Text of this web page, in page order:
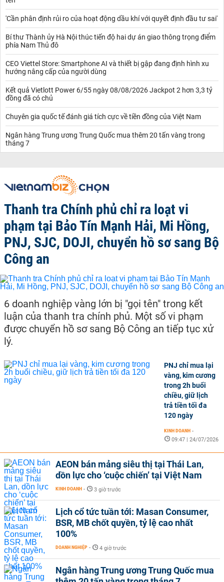
'Cần phân định rủi ro của hoạt động dầu khí với quyết định đầu tư sai'
Bí thư Thành ủy Hà Nội thúc tiến độ hai dự án giao thông trọng điểm
phía Nam Thủ đô
CEO Viettel Store: Smartphone AI và thiết bị gập đang định hình xu
hướng nâng cấp của người dùng
Kết quả Vietlott Power 6/55 ngày 08/08/2026 Jackpot 2 hơn 3,3 tỷ
đồng đã có chủ
Chuyên gia quốc tế đánh giá tích cực về tiền đồng của Việt Nam
Ngân hàng Trung ương Trung Quốc mua thêm 20 tấn vàng trong
tháng 7
Thanh tra Chính phủ chỉ ra loạt vi
phạm tại Bảo Tín Mạnh Hải, Mi Hồng,
PNJ, SJC, DOJI, chuyển hồ sơ sang Bộ
Công an
6 doanh nghiệp vàng lớn bị "gọi tên" trong kết
luận của thanh tra chính phủ. Một số vi phạm
được chuyển hồ sơ sang Bộ Công an tiếp tục xử
lý.
PNJ chỉ mua lại
vàng, kim cương
trong 2h buổi
chiều, giữ lịch
trả tiền tối đa
120 ngày
KINH DOANH -
09:47 | 24/07/2026
AEON bán mảng siêu thị tại Thái Lan,
dồn lực cho ‘cuộc chiến’ tại Việt Nam
KINH DOANH - 3 giờ trước
Lịch cổ tức tuần tới: Masan Consumer,
BSR, MB chốt quyền, tỷ lệ cao nhất
100%
DOANH NGHIỆP - 4 giờ trước
Ngân hàng Trung ương Trung Quốc mua